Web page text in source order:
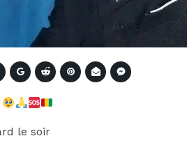
le soir